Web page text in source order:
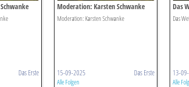
Das Erste
Moderation: Karsten Schwanke
Moderation: Karsten Schwanke
15-09-2025 Das Erste
Alle Folgen
Das
Das
13-
Alle